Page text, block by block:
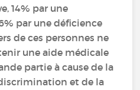
14% par une
par une déficience
de ces personnes ne
une aide médicale
partie à cause de la
et de la